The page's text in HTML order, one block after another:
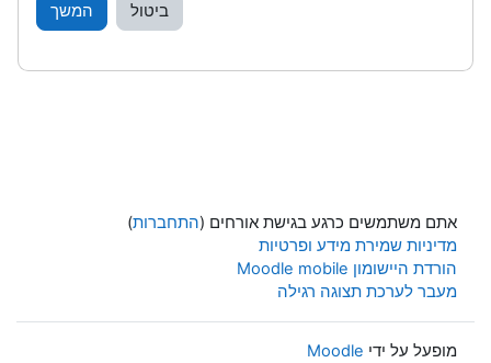
ביטול המשך
אתם משתמשים כרגע בגישת אורחים (התחברות)
מדיניות שמירת מידע ופרטיות
הורדת היישומון Moodle mobile
מעבר לערכת תצוגה רגילה
מופעל על ידי Moodle